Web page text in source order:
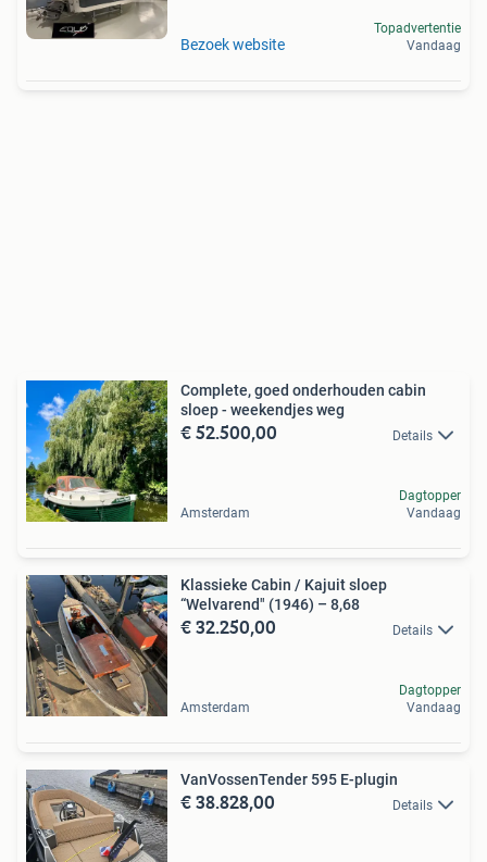
Bezoek website
Topadvertentie
Vandaag
Complete, goed onderhouden cabin
sloep - weekendjes weg
€ 52.500,00 Details
Amsterdam
Dagtopper
Vandaag
Klassieke Cabin / Kajuit sloep
“Welvarend" (1946) – 8,68
€ 32.250,00 Details
Amsterdam
Dagtopper
Vandaag
VanVossenTender 595 E-plugin
€ 38.828,00 Details